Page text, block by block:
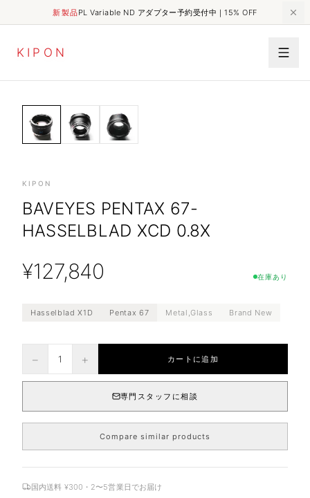
新製品PL Variable ND アダプター予約受付中｜15% OFF
K I P O N
HOME SHOP BAVEYES Pentax 67-Hasselblad XCD 0.8x
KIPON
BAVEYES PENTAX 67-
HASSELBLAD XCD 0.8X
¥127,840 在庫あり
Hasselblad X1D Pentax 67 Metal,Glass Brand New
− 1 + カートに追加
専門スタッフに相談
Compare similar products
国内送料 ¥300・2〜5営業日でお届け